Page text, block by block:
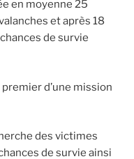
en moyenne 25
et après 18
de survie
d’une mission
des victimes
de survie ainsi